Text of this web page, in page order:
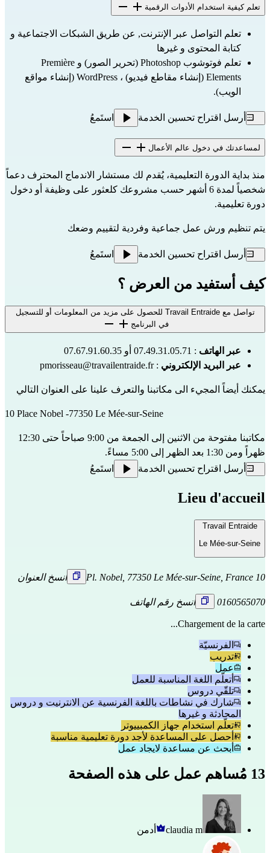
تعلم كيفية استخدام الأدوات الرقمية
تعلم التواصل عبر الإنترنت, عن طريق الشبكات الاجتماعية و
كتابة المحتوى و غيرها
تعلم فوتوشوب Photoshop (تحرير الصور) و Première
Elements (إنشاء مقاطع فيديو) ، WordPress (إنشاء مواقع
الويب).
أرسل اقتراح تحسين الخدمة استَمعُ
لمساعدتك في دخول عالم الأعمال
منذ بداية الدورة التعليمية، يُقدم لك مستشار الاندماج المحترف دعماً
شخصياً لمدة 6 أشهر حسب مشروعك كلعثور على وظيفة أو دخول
دورة تعليمية.
يتم تنظيم ورش عمل جماعية وفردية لتقييم وضعك
أرسل اقتراح تحسين الخدمة استَمعُ
كيف أستفيد من العرض ؟
تواصل مع Travail Entraide للحصول على مزيد من المعلومات أو للتسجيل
في البرنامج
عبر الهاتف : 07.49.31.05.71 أو 07.67.91.60.35
عبر البريد الإلكتروني :
pmorisseau@travailentraide.fr
يمكنك أيضاً المجيء الى مكاتبنا والتعرف علينا على العنوان التالي
10 Place Nobel -77350 Le Mée-sur-Seine
مكاتبنا مفتوحة من الاثنين إلى الجمعة من 9:00 صباحاً حتى 12:30
ظهراً ومن 1:30 بعد الظهر إلى 5:00 مساءً.
أرسل اقتراح تحسين الخدمة
استَمعُ
Lieu d'accueil
Travail Entraide
Le Mée-sur-Seine
10 Pl. Nobel, 77350 Le Mée-sur-Seine, France انسخ العنوان
0160565070 انسخ رقم الهاتف
Chargement de la carte...
الفرنسيّة
تدريب
عمل
أتعلّم اللغة المناسبة للعمل
تلقّي دروس
شارك في نشاطات باللغة الفرنسية عن الانترنيت و دروس
المحادثة و غيرها
تعلّم استخدام جهاز الكمبييوتر
أحصل على المساعدة لأجد دورة تعليمية مناسبة
أبحث عن مساعدة لايجاد عمل
13 مُساهم عمل على هذه الصفحة
claudia m أدمن